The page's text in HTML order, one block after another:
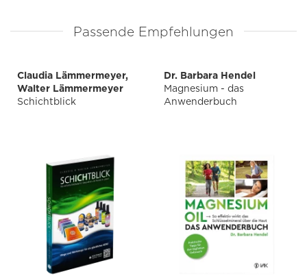
Passende Empfehlungen
Claudia Lämmermeyer,
Walter Lämmermeyer
Schichtblick
Dr. Barbara Hendel
Magnesium - das
Anwenderbuch